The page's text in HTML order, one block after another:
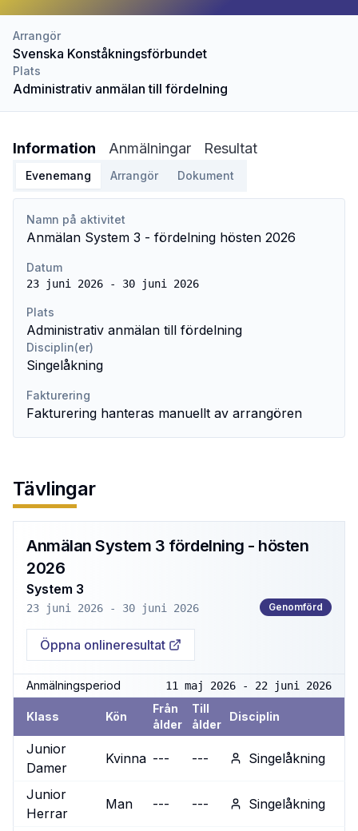
Arrangör
Svenska Konståkningsförbundet
Plats
Administrativ anmälan till fördelning
Information Anmälningar Resultat
Evenemang Arrangör Dokument
Namn på aktivitet
Anmälan System 3 - fördelning hösten 2026
Datum
23 juni 2026 - 30 juni 2026
Plats
Administrativ anmälan till fördelning
Disciplin(er)
Singelåkning
Fakturering
Fakturering hanteras manuellt av arrangören
Tävlingar
Anmälan System 3 fördelning - hösten
2026
System 3
23 juni 2026 - 30 juni 2026 Genomförd
Öppna onlineresultat
Anmälningsperiod 11 maj 2026 - 22 juni 2026
Klass Kön
Från
ålder
Till
ålder
Disciplin
Junior
Damer
Kvinna --- --- Singelåkning
Junior
Herrar
Man --- --- Singelåkning